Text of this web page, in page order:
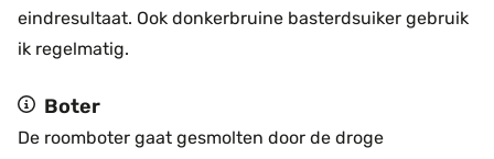
eindresultaat. Ook donkerbruine basterdsuiker gebruik
ik regelmatig.
Boter
De roomboter gaat gesmolten door de droge